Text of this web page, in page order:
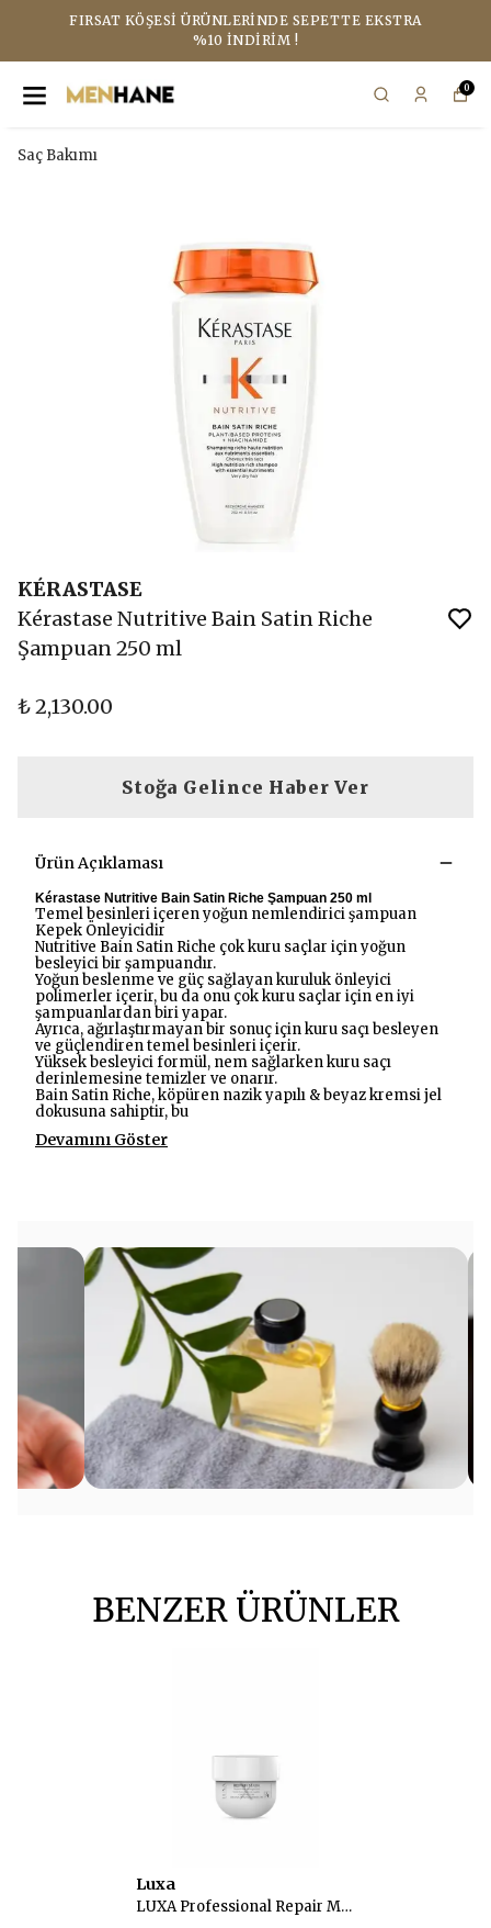
FIRSAT KÖŞESI ÜRÜNLERINDE SEPETTE EKSTRA
%10 İNDIRIM !
0
Saç Bakımı
KÉRASTASE
Kérastase Nutritive Bain Satin Riche
Şampuan 250 ml
₺ 2,130.00
Stoğa Gelince Haber Ver
Ürün Açıklaması
Kérastase Nutritive Bain Satin Riche Şampuan 250 ml
Temel besinleri içeren yoğun nemlendirici şampuan
Kepek Önleyicidir
Nutritive Bain Satin Riche çok kuru saçlar için yoğun
besleyici bir şampuandır.
Yoğun beslenme ve güç sağlayan kuruluk önleyici
polimerler içerir, bu da onu çok kuru saçlar için en iyi
şampuanlardan biri yapar.
Ayrıca, ağırlaştırmayan bir sonuç için kuru saçı besleyen
ve güçlendiren temel besinleri içerir.
Yüksek besleyici formül, nem sağlarken kuru saçı
derinlemesine temizler ve onarır.
Bain Satin Riche, köpüren nazik yapılı & beyaz kremsi jel
dokusuna sahiptir, bu
Devamını Göster
BENZER ÜRÜNLER
Luxa
LUXA Professional Repair Maske 250 ml